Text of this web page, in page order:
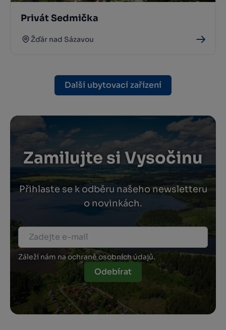
Privát Sedmička
Žďár nad Sázavou
Další ubytovací zařízení
Zamilujte si Vysočinu
Přihlaste se k odběru našeho newsletteru
o novinkách.
Záleží nám na ochraně osobních údajů.
Odebírat